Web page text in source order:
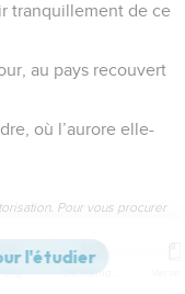
tranquillement de ce
au pays recouvert
où l’aurore elle-
Pour vous procurer